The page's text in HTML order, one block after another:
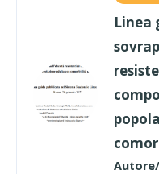
Linea